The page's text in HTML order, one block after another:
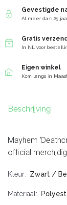
Gevestigde
Al meer dan 25
Gratis
In NL voor
Eigen winkel
Kom langs in
Beschrijving
Mayhem
official
Kleur Zwart /
Materiaal